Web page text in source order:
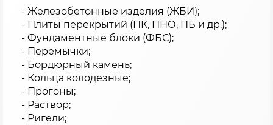
- Железобетонные изделия (ЖБИ);
- Плиты перекрытий (ПК, ПНО, ПБ и др.);
- Фундаментные блоки (ФБС);
- Перемычки;
- Бордюрный камень;
- Кольца колодезные;
- Прогоны;
- Раствор;
- Ригели;